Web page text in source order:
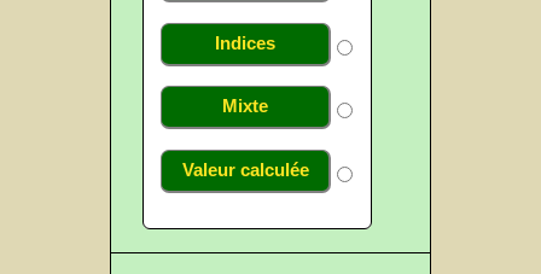
Indices
Mixte
Valeur calculée